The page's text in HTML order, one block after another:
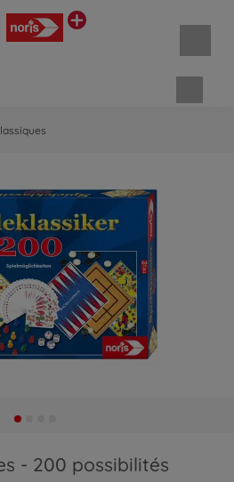
- 200 possibilités